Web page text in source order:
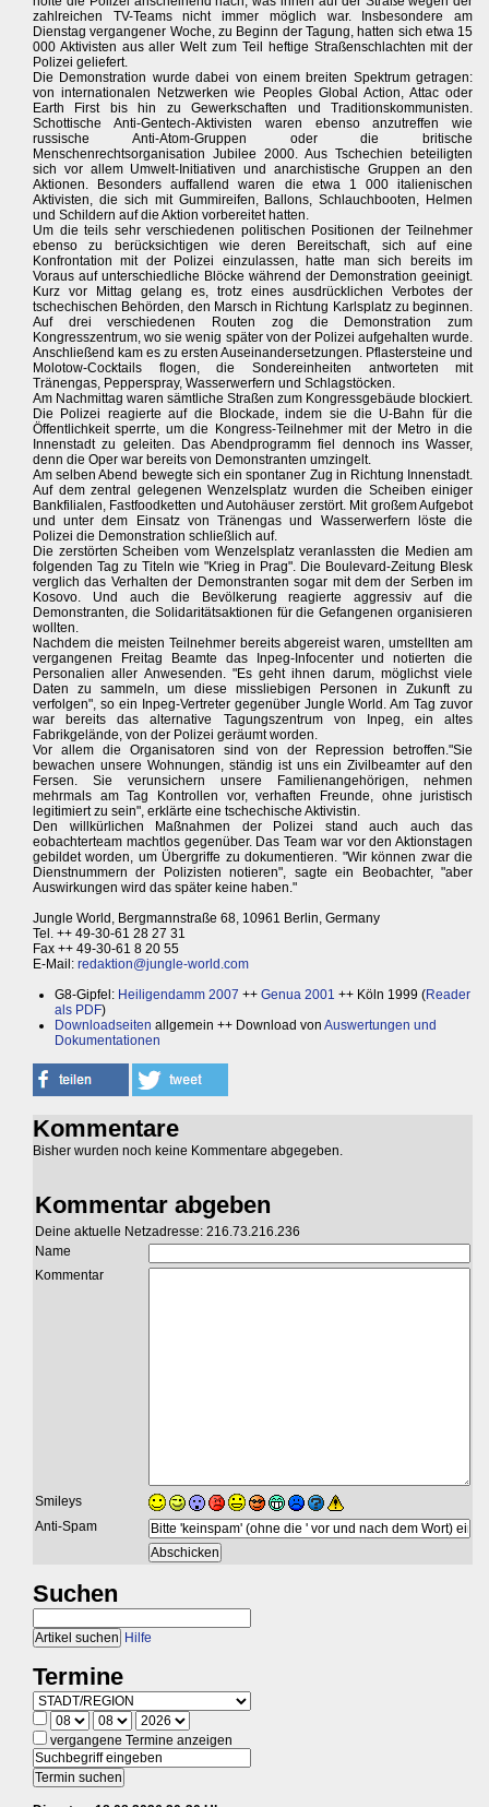
zahlreichen TV-Teams nicht immer möglich war. Insbesondere am
Dienstag vergangener Woche, zu Beginn der Tagung, hatten sich etwa 15
000 Aktivisten aus aller Welt zum Teil heftige Straßenschlachten mit der
Polizei geliefert.
Die Demonstration wurde dabei von einem breiten Spektrum getragen:
von internationalen Netzwerken wie Peoples Global Action, Attac oder
Earth First bis hin zu Gewerkschaften und Traditionskommunisten.
Schottische Anti-Gentech-Aktivisten waren ebenso anzutreffen wie
russische Anti-Atom-Gruppen oder die britische
Menschenrechtsorganisation Jubilee 2000. Aus Tschechien beteiligten
sich vor allem Umwelt-Initiativen und anarchistische Gruppen an den
Aktionen. Besonders auffallend waren die etwa 1 000 italienischen
Aktivisten, die sich mit Gummireifen, Ballons, Schlauchbooten, Helmen
und Schildern auf die Aktion vorbereitet hatten.
Um die teils sehr verschiedenen politischen Positionen der Teilnehmer
ebenso zu berücksichtigen wie deren Bereitschaft, sich auf eine
Konfrontation mit der Polizei einzulassen, hatte man sich bereits im
Voraus auf unterschiedliche Blöcke während der Demonstration geeinigt.
Kurz vor Mittag gelang es, trotz eines ausdrücklichen Verbotes der
tschechischen Behörden, den Marsch in Richtung Karlsplatz zu beginnen.
Auf drei verschiedenen Routen zog die Demonstration zum
Kongresszentrum, wo sie wenig später von der Polizei aufgehalten wurde.
Anschließend kam es zu ersten Auseinandersetzungen. Pflastersteine und
Molotow-Cocktails flogen, die Sondereinheiten antworteten mit
Tränengas, Pepperspray, Wasserwerfern und Schlagstöcken.
Am Nachmittag waren sämtliche Straßen zum Kongressgebäude blockiert.
Die Polizei reagierte auf die Blockade, indem sie die U-Bahn für die
Öffentlichkeit sperrte, um die Kongress-Teilnehmer mit der Metro in die
Innenstadt zu geleiten. Das Abendprogramm fiel dennoch ins Wasser,
denn die Oper war bereits von Demonstranten umzingelt.
Am selben Abend bewegte sich ein spontaner Zug in Richtung Innenstadt.
Auf dem zentral gelegenen Wenzelsplatz wurden die Scheiben einiger
Bankfilialen, Fastfoodketten und Autohäuser zerstört. Mit großem Aufgebot
und unter dem Einsatz von Tränengas und Wasserwerfern löste die
Polizei die Demonstration schließlich auf.
Die zerstörten Scheiben vom Wenzelsplatz veranlassten die Medien am
folgenden Tag zu Titeln wie "Krieg in Prag". Die Boulevard-Zeitung Blesk
verglich das Verhalten der Demonstranten sogar mit dem der Serben im
Kosovo. Und auch die Bevölkerung reagierte aggressiv auf die
Demonstranten, die Solidaritätsaktionen für die Gefangenen organisieren
wollten.
Nachdem die meisten Teilnehmer bereits abgereist waren, umstellten am
vergangenen Freitag Beamte das Inpeg-Infocenter und notierten die
Personalien aller Anwesenden. "Es geht ihnen darum, möglichst viele
Daten zu sammeln, um diese missliebigen Personen in Zukunft zu
verfolgen", so ein Inpeg-Vertreter gegenüber Jungle World. Am Tag zuvor
war bereits das alternative Tagungszentrum von Inpeg, ein altes
Fabrikgelände, von der Polizei geräumt worden.
Vor allem die Organisatoren sind von der Repression betroffen."Sie
bewachen unsere Wohnungen, ständig ist uns ein Zivilbeamter auf den
Fersen. Sie verunsichern unsere Familienangehörigen, nehmen
mehrmals am Tag Kontrollen vor, verhaften Freunde, ohne juristisch
legitimiert zu sein", erklärte eine tschechische Aktivistin.
Den willkürlichen Maßnahmen der Polizei stand auch auch das
eobachterteam machtlos gegenüber. Das Team war vor den Aktionstagen
gebildet worden, um Übergriffe zu dokumentieren. "Wir können zwar die
Dienstnummern der Polizisten notieren", sagte ein Beobachter, "aber
Auswirkungen wird das später keine haben."
Jungle World, Bergmannstraße 68, 10961 Berlin, Germany
Tel. ++ 49-30-61 28 27 31
Fax ++ 49-30-61 8 20 55
E-Mail: redaktion@jungle-world.com
G8-Gipfel: Heiligendamm 2007 ++ Genua 2001 ++ Köln 1999 (Reader
als PDF)
Downloadseiten allgemein ++ Download von Auswertungen und
Dokumentationen
Kommentare
Bisher wurden noch keine Kommentare abgegeben.
Kommentar abgeben
Deine aktuelle Netzadresse: 216.73.216.236
Name
Kommentar
Smileys
Anti-Spam
Suchen
Hilfe
Termine
vergangene Termine anzeigen